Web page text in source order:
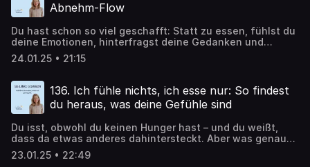
warum gerade Frei zu essen dir helfen kann, deine
noch an eine Veränderung glaubst.
Abnehm-Flow
Du hast schon so viel geschafft: Statt zu essen, fühlst du
deine Emotionen, hinterfragst deine Gedanken und
findest heraus, was du wirklich brauchst. Und ja, es
funktioniert! In Situationen, in denen du früher zu viel
überisst dich zumindest nicht mehr. Super, oder? Und doch
bleibt da ein großes „Aber“: Du nimmst nicht ab. Deine
engen Hosen bleiben eng, und die Zahl auf der Waage
Abnehm-Flow? Kannst du etwas tun, damit es endlich
Klick macht? Und wenn ja – was? Das erfährst du in dieser
Folge.
24.01.25 • 21:15
136. Ich fühle nichts, ich esse nur: So findest
du heraus, was deine Gefühle sind
Du isst, obwohl du keinen Hunger hast – und du weißt,
dass da etwas anderes dahintersteckt. Aber was genau?
Es fühlt sich an, als würdest du deine Gefühle einfach
„wegessen“, doch du kannst sie nicht benennen. Du hast
23.01.25 • 22:49